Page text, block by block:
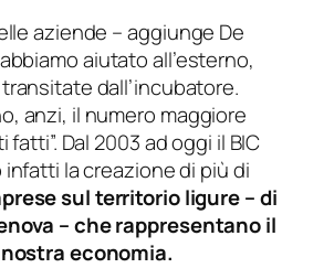
aziende –aggiunge De
aiutato all’esterno,
dall’incubatore.
anzi, il numero maggiore
fatti”. Dal 2003 ad oggi il BIC
la creazione di più di
sul territorio ligure – di
– che rappresentano il
economia.